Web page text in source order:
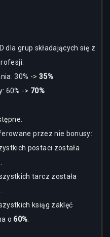
dla grup składających się z
30% -> 35%
60% -> 70%
przez nie bonusy:
postaci została
tarcz została
ksiąg zaklęć
o 60%